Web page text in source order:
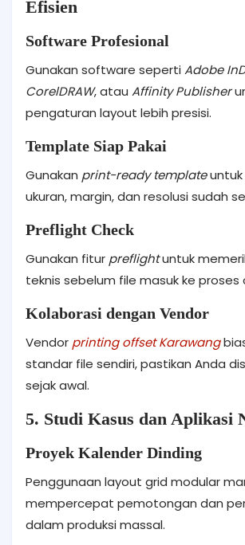
Efisien
Software Profesional
Gunakan software sepertiAdobe
CorelDRAW, atau Affinity Publisher
pengaturan layout lebih presisi.
Template Siap Pakai
Gunakan print-ready templateuntuk
ukuran, margin, dan resolusi sudah
Preflight Check
Gunakan fitur preflightuntuk
teknis sebelum file masuk ke proses
Kolaborasi dengan Vendor
Vendor printing offset Karawang
standar file sendiri, pastikan Anda
sejak awal.
5. Studi Kasus dan Aplikasi
Proyek Kalender Dinding
Penggunaan layout grid modular
mempercepat pemotongan dan
dalam produksi massal.